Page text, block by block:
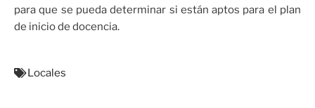
para que se pueda determinar si están aptos para el plan
de inicio de docencia.
Locales